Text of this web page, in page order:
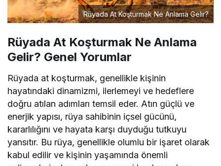
Rüyada At Koşturmak Ne Anlama Gelir?
Rüyada At Koşturmak Ne Anlama
Gelir? Genel Yorumlar
Rüyada at koşturmak, genellikle kişinin
hayatındaki dinamizmi, ilerlemeyi ve hedeflere
doğru atılan adımları temsil eder. Atın güçlü ve
enerjik yapısı, rüya sahibinin içsel gücünü,
kararlılığını ve hayata karşı duyduğu tutkuyu
yansıtır. Bu rüya, genellikle olumlu bir işaret olarak
kabul edilir ve kişinin yaşamında önemli